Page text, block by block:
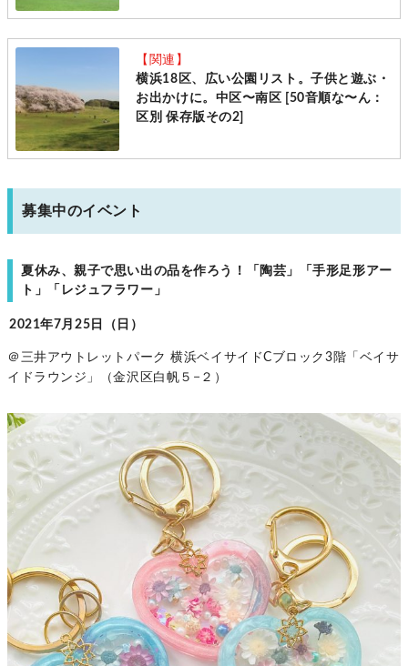
【関連】
横浜18区、広い公園リスト。子供と遊ぶ・
お出かけに。中区〜南区 [50音順な〜ん：
区別 保存版その2]
募集中のイベント
夏休み、親子で思い出の品を作ろう！「陶芸」「手形足形アー
ト」「レジュフラワー」
2021年7月25日（日）
＠三井アウトレットパーク 横浜ベイサイドCブロック3階「ベイサ
イドラウンジ」（金沢区白帆５−２）